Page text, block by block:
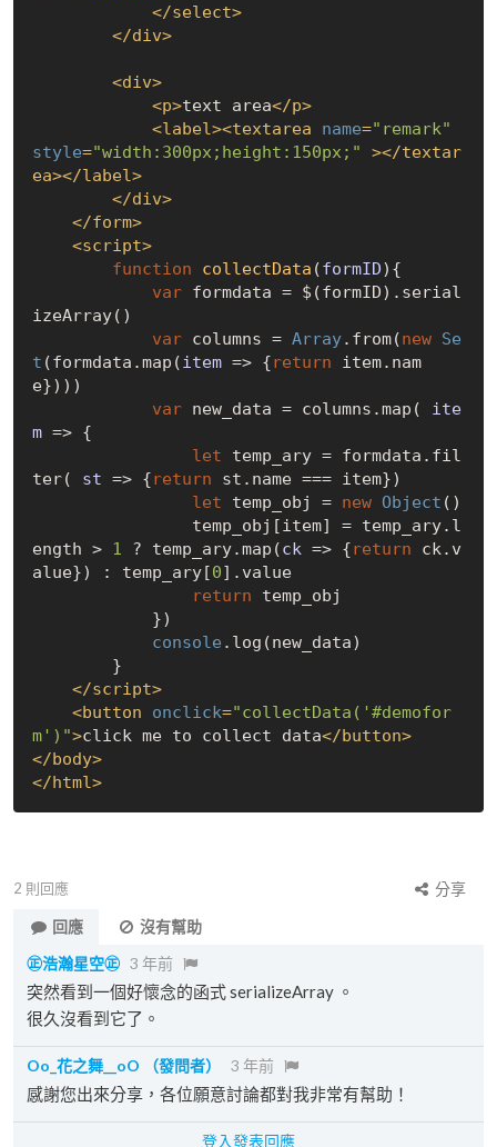
</select>
</div>
<div>
<p>text area</p>
<label><textarea name="remark"
style="width:300px;height:150px;" ></textar
ea></label>
</div>
</form>
<script>
function
collectData (formID) {
var formdata = $(formID).serial
izeArray()
var columns = Array.from(new Se
t (formdata.map(item => {return item.nam
e})))
var new_data = columns.map( ite
m => {
let temp_ary = formdata.fil
ter( st => {return st.name === item})
let temp_obj = new Object ()
ength > 1 ? temp_ary.map(ck => {return ck.v
alue}) : temp_ary[0].value
return temp_obj
console .log(new_data)
</script>
<button onclick="collectData('#demofor
m')">click me to collect data</button>
</body>
</html>
2 則回應
分享
回應
沒有幫助
㊣浩瀚星空㊣ 3 年前
突然看到一個好懷念的函式 serializeArray 。
很久沒看到它了。
Oo_花之舞__oO （發問者） 3 年前
感謝您出來分享，各位願意討論都對我非常有幫助！
登入發表回應